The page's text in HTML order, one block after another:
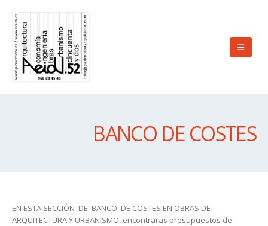
BANCO DE COSTES
EN ESTA SECCIÓN DE BANCO DE COSTES EN OBRAS DE
ARQUITECTURA Y URBANISMO, encontraras presupuestos de